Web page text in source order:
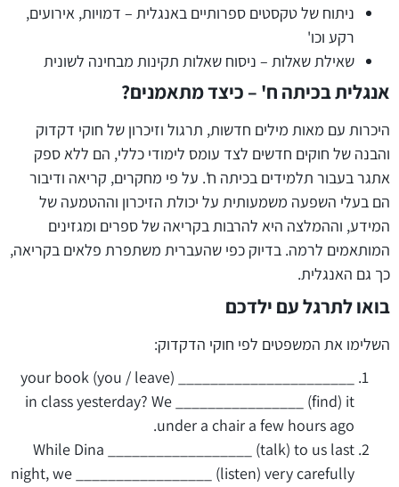
ניתוח של טקסטים ספרותיים באנגלית – דמויות, אירועים,
רקע וכו'
שאילת שאלות – ניסוח שאלות תקינות מבחינה לשונית
אנגלית בכיתה ח' – כיצד מתאמנים?
היכרות עם מאות מילים חדשות, תרגול וזיכרון של חוקי דקדוק
והבנה של חוקים חדשים לצד עומס לימודי כללי, הם ללא ספק
אתגר בעבור תלמידים בכיתה ח'. על פי מחקרים, קריאה ודיבור
הם בעלי השפעה משמעותית על יכולת הזיכרון וההטמעה של
המידע, וההמלצה היא להרבות בקריאה של ספרים ומגזינים
המותאמים לרמה. בדיוק כפי שהעברית משתפרת פלאים בקריאה,
כך גם האנגלית.
בואו לתרגל עם ילדכם
השלימו את המשפטים לפי חוקי הדקדוק:
______________________ (you / leave) your book
in class yesterday? We ________________ (find) it
under a chair a few hours ago.
While Dina __________________ (talk) to us last
night, we _________________ (listen) very carefully